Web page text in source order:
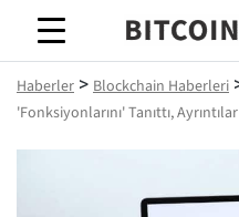
Haberler > Blockchain Haberleri
'Fonksiyonlarını' Tanıttı, Ayrıntılar